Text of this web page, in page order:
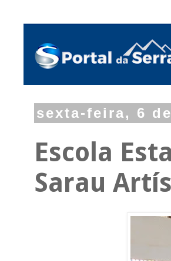
sexta-feira, 6
Escola
Sarau